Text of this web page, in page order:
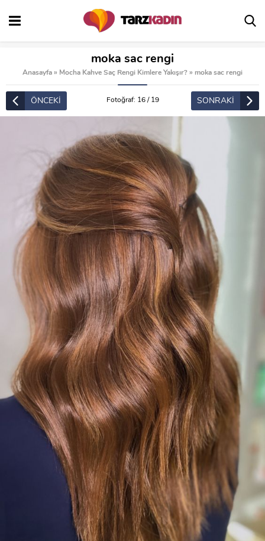
moka sac rengi
Anasayfa » Mocha Kahve Saç Rengi Kimlere Yakışır? » moka sac rengi
ÖNCEKİ Fotoğraf: 16 / 19 SONRAKİ